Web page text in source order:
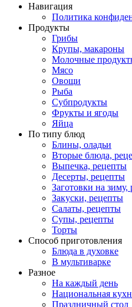
Навигация
Политика
Продукты
Грибы
Крупы, макароны
Молочные
Мясо
Овощи
Рыба
Субпродукты
Фрукты и ягоды
Яйца
По типу блюд
Блины, оладьи
Вторые блюда,
Выпечка, рецепты
Десерты, рецепты
Заготовки на зиму,
Закуски, рецепты
Салаты, рецепты
Супы, рецепты
Торты
Способ приготовления
Блюда в духовке
В мультиварке
Разное
На каждый день
Национальная
Праздничный стол